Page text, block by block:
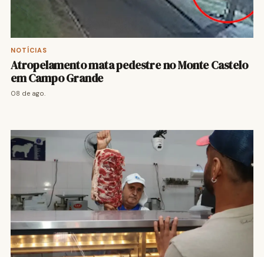
NOTÍCIAS
Atropelamento mata pedestre no Monte Castelo
em Campo Grande
08 de ago.